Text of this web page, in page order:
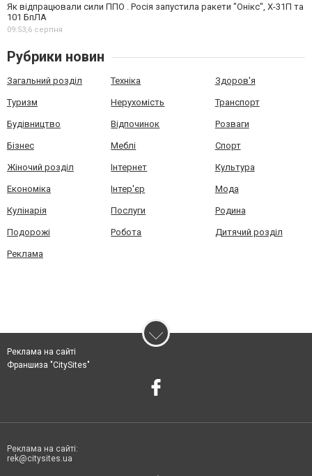
Як відпрацювали сили ППО . Росія запустила ракети "Онікс", Х-31П та
101 БпЛА
09:53,6 серпня
Рубрики новин
Загальний розділ Техніка Здоров'я
Туризм Нерухомість Транспорт
Будівництво Відпочинок Розваги
Бізнес Меблі Спорт
Жіночий розділ Інтернет Культура
Економіка Інтер'єр Мода
Кулінарія Послуги Родина
Подорожі Робота Дитячий розділ
Реклама
Реклама на сайті
Франшиза "CitySites"
Реклама на сайті:
rek@citysites.ua